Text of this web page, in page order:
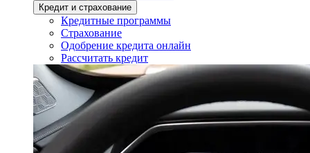
Кредит и страхование
Кредитные программы
Страхование
Одобрение кредита онлайн
Рассчитать кредит